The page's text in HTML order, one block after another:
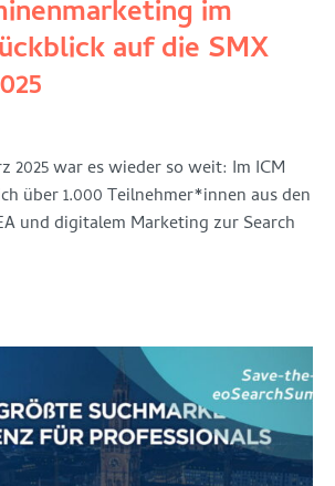
im
auf die SMX
2025 war es wieder so weit: Im ICM
über 1.000 Teilnehmer*innen aus den
und digitalem Marketing zur Search